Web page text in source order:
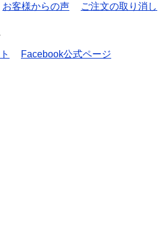
お客様からの声 ご注文の取り消し
Facebook公式ページ